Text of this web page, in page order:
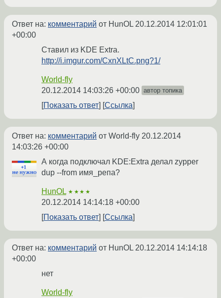
Ответ на: комментарий от HunOL20.12.2014 12:01:01
+00:00
Ставил из KDE Extra.
http://i.imgur.com/CxnXLtC.png?1/
World-fly
20.12.2014 14:03:26 +00:00 автор топика
Показать ответ Ссылка
Ответ на: комментарий от World-fly 20.12.2014
14:03:26 +00:00
А когда подключал KDE:Extra делал zypper
dup --from имя_репа?
HunOL ★★★★
20.12.2014 14:14:18 +00:00
Показать ответ
Ссылка
Ответ на: комментарий от HunOL20.12.2014 14:14:18
+00:00
нет
World-fly